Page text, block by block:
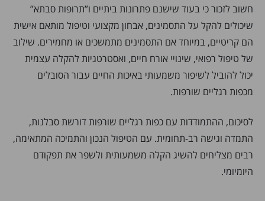
חשוב לזכור כי בעוד שישנם פתרונות ביתיים ו”תרופות סבתא”
שיכולים להקל על התסמינים, אבחון מקצועי וטיפול מותאם אישית
הם קריטיים, במיוחד אם התסמינים מתמשכים או מחמירים. שילוב
של טיפול רפואי, שינויי אורח חיים, ואסטרטגיות להקלה עצמית
יכול להוביל לשיפור משמעותי באיכות החיים עבור הסובלים
מכפות רגליים שורפות.
לסיכום, ההתמודדות עם כפות רגליים שורפות דורשת סבלנות,
התמדה וגישה רב-תחומית. עם הטיפול הנכון והתמיכה המתאימה,
רבים מצליחים להשיג הקלה משמעותית ולשפר את תפקודם
היומיומי.